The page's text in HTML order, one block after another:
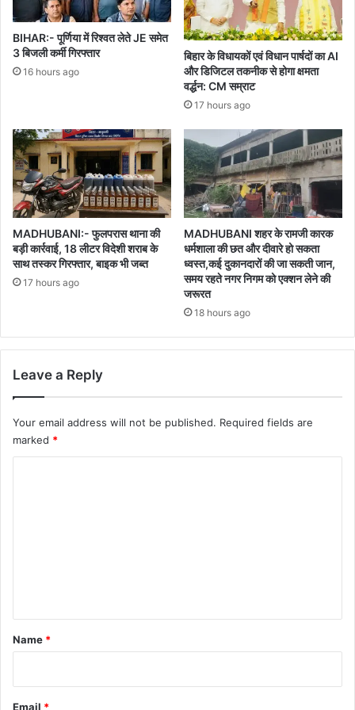
BIHAR:- पूर्णिया में रिश्वत लेते JE समेत
3 बिजली कर्मी गिरफ्तार
16 hours ago
बिहार के विधायकों एवं विधान पार्षदों का AI
और डिजिटल तकनीक से होगा क्षमता
वर्द्धन: CM सम्राट
17 hours ago
MADHUBANI:- फुलपरास थाना की
बड़ी कार्रवाई, 18 लीटर विदेशी शराब के
साथ तस्कर गिरफ्तार, बाइक भी जब्त
17 hours ago
MADHUBANI शहर के रामजी कारक
धर्मशाला की छत और दीवारे हो सकता
ध्वस्त,कई दुकानदारों की जा सकती जान,
समय रहते नगर निगम को एक्शन लेने की
जरूरत
18 hours ago
Leave a Reply
Your email address will not be published. Required fields are
marked *
*
Name *
Email *